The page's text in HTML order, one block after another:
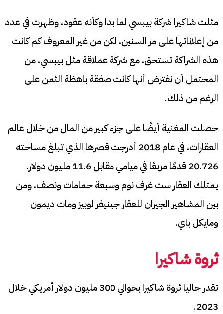
مثلت شاكيرا شركة بيبسي لما بدا وكأنه عقود، وظهرت في عدد
من إعلاناتها على مر السنين، لكن من غير المعروف كم كانت
هذه الشراكة تستحق،مع شركة عملاقة مثل بيبسي، من
المحتمل أن نفترض أنها كانت صفقة باهظة الثمن على
الرغم من ذلك.
حصلت المغنية أيضًا على جزء كبير من المال من خلال عالم
العقارات، في عام 2018 أدرجت قصرها الذي تبلغ مساحته
20.726 قدمًا مربعًا في ميامي مقابل 11.6 مليون دولار.
يمتلك العقار ست غرف نوم وسبعة حمامات ونصف، ومن
بين المشاهير الجيران للعقار جينيفر لوبيز ومات ديمون
ومايكل باي.
ثروة شاكيرا
تقدر حاليا ثروة شاكيرا بحوالي 300 مليون دولار أمريكي خلال
2023.